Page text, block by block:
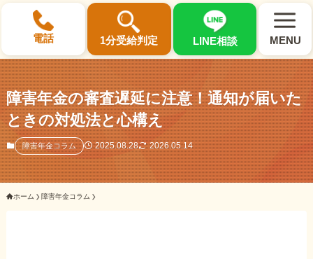
電話 1分受給判定 LINE相談 MENU
×
選ばれる3つの理由
初回相談料0円・受給後報酬型
サポート料金について
障害年金の審査遅延に注意！通知が届いた
ときの対処法と心構え
障害年金コラム 2025.08.28 2026.05.14
ホーム 障害年金コラム